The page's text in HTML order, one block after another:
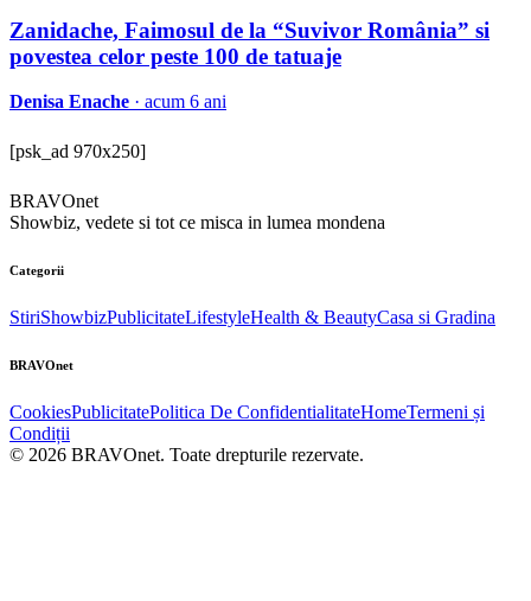
Zanidache, Faimosul de la “Suvivor România” si
povestea celor peste 100 de tatuaje
Denisa Enache · acum 6 ani
[psk_ad 970x250]
BRAVOnet
Showbiz, vedete si tot ce misca in lumea mondena
Categorii
StiriShowbizPublicitateLifestyleHealth & BeautyCasa si Gradina
BRAVOnet
CookiesPublicitatePolitica De ConfidentialitateHomeTermeni și
Condiții
© 2026 BRAVOnet. Toate drepturile rezervate.